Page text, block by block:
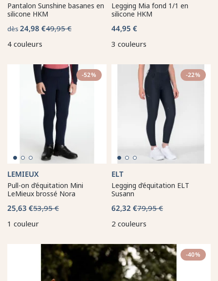
Pantalon Sunshine basanes en
silicone HKM
dès 24,98 €49,95 €
4 couleurs
Legging Mia fond 1/1 en
silicone HKM
44,95 €
3 couleurs
-52%
LEMIEUX
Pull-on d’équitation Mini
LeMieux brossé Nora
25,63 €53,95 €
1 couleur
-22%
ELT
Legging d’équitation ELT
Susann
62,32 €79,95 €
2 couleurs
-40%